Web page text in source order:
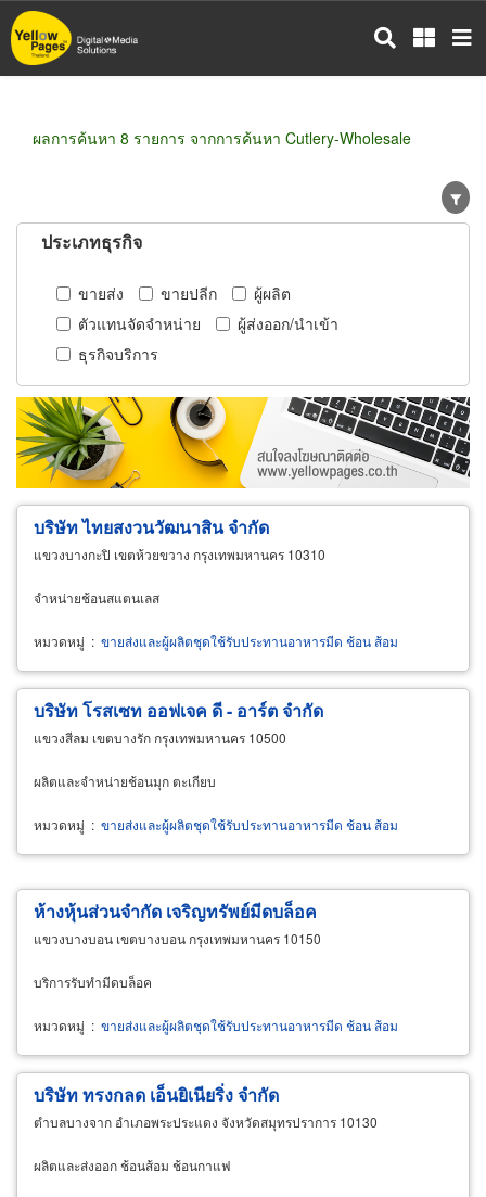
ข้าม
ไป
ผลการค้นหา 8 รายการ จากการค้นหา Cutlery-Wholesale
ประเภทธุรกิจ
ขายส่ง ขายปลีก
ผู้ผลิต
ตัวแทนจัดจำหน่าย
ผู้ส่งออก/นำเข้า
ธุรกิจบริการ
บริษัท ไทยสงวนวัฒนาสิน จำกัด
แขวงบางกะปิ เขตห้วยขวาง กรุงเทพมหานคร 10310
จำหน่ายช้อนสแตนเลส
หมวดหมู่ : ขายส่งและผู้ผลิตชุดใช้รับประทานอาหารมีด ช้อน ส้อม
บริษัท โรสเซท ออฟเจค ดี - อาร์ต จำกัด
แขวงสีลม เขตบางรัก กรุงเทพมหานคร 10500
ผลิตและจำหน่ายช้อนมุก ตะเกียบ
หมวดหมู่ : ขายส่งและผู้ผลิตชุดใช้รับประทานอาหารมีด ช้อน ส้อม
ห้างหุ้นส่วนจำกัด เจริญทรัพย์มีดบล็อค
แขวงบางบอน เขตบางบอน กรุงเทพมหานคร 10150
บริการรับทำมีดบล็อค
หมวดหมู่ : ขายส่งและผู้ผลิตชุดใช้รับประทานอาหารมีด ช้อน ส้อม
บริษัท ทรงกลด เอ็นยิเนียริ่ง จำกัด
ตำบลบางจาก อำเภอพระประแดง จังหวัดสมุทรปราการ 10130
ผลิตและส่งออก ช้อนส้อม ช้อนกาแฟ